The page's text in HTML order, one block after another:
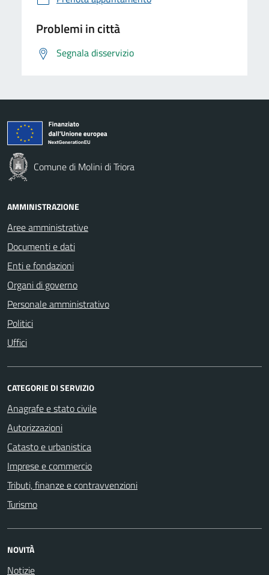
Problemi in città
Segnala disservizio
Comune di Molini di Triora
AMMINISTRAZIONE
Aree amministrative
Documenti e dati
Enti e fondazioni
Organi di governo
Personale amministrativo
Politici
Uffici
CATEGORIE DI SERVIZIO
Anagrafe e stato civile
Autorizzazioni
Catasto e urbanistica
Imprese e commercio
Tributi, finanze e contravvenzioni
Turismo
NOVITÀ
Notizie